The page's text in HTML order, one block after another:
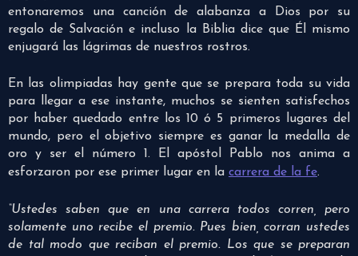
entonaremos una canción de alabanza a Dios por su
regalo de Salvación e incluso la Biblia dice que Él mismo
enjugará las lágrimas de nuestros rostros.
En las olimpiadas hay gente que se prepara toda su vida
para llegar a ese instante, muchos se sienten satisfechos
por haber quedado entre los 10 ó 5 primeros lugares del
mundo, pero el objetivo siempre es ganar la medalla de
oro y ser el número 1. El apóstol Pablo nos anima a
esforzaron por ese primer lugar en la carrera de la fe.
“Ustedes saben que en una carrera todos corren, pero
solamente uno recibe el premio. Pues bien, corran ustedes
de tal modo que reciban el premio. Los que se preparan